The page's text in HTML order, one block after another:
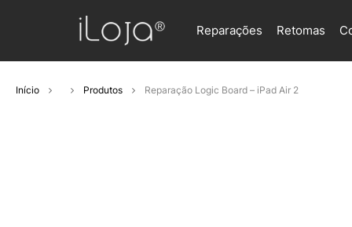
Reparações Retomas
Início Produtos Reparação Logic Board – iPad Air 2